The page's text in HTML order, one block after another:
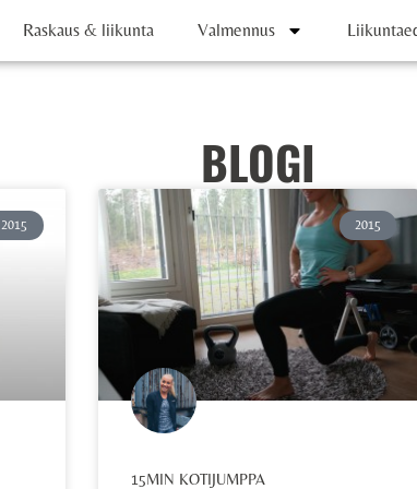
Raskaus & liikunta Valmennus
BLOGI
2015 2015
15MIN KOTIJUMPPA